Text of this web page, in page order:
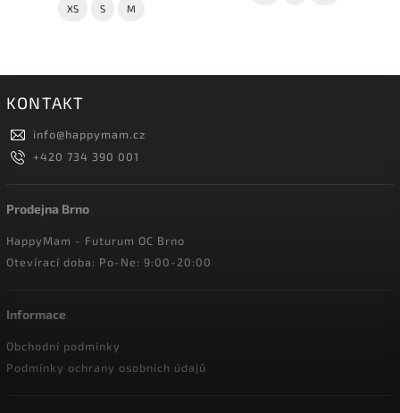
XS S M
KONTAKT
info@happymam.cz
+420 734 390 001
Prodejna Brno
HappyMam - Futurum OC Brno
Otevírací doba: Po-Ne: 9:00-20:00
Informace
Obchodní podmínky
Podmínky ochrany osobních údajů